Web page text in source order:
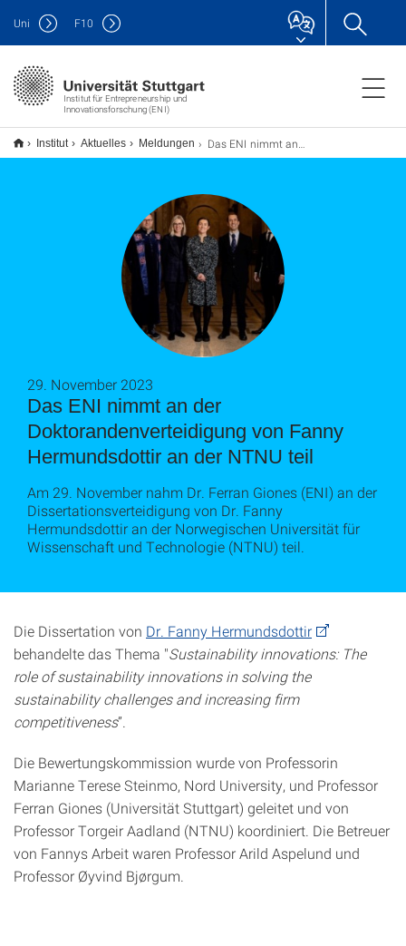
Institut für Entrepreneurship und
Innovationsforschung (ENI)
Uni F10
Institut Aktuelles Meldungen Das ENI nimmt an der Doktorandenverteidigung von Fanny Hermundsdottir an der NTNU teil
Das ENI nimmt an der
Doktorandenverteidigung von Fanny
Hermundsdottir an der NTNU teil
29. November 2023
Am 29. November nahm Dr. Ferran Giones (ENI) an der
Dissertationsverteidigung von Dr. Fanny
Hermundsdottir an der Norwegischen Universität für
Wissenschaft und Technologie (NTNU) teil.
Die Dissertation von Dr. Fanny Hermundsdottir
behandelte das Thema "Sustainability innovations: The
role of sustainability innovations in solving the
sustainability challenges and increasing firm
competitiveness”.
Die Bewertungskommission wurde von Professorin
Marianne Terese Steinmo, Nord University, und Professor
Ferran Giones (Universität Stuttgart) geleitet und von
Professor Torgeir Aadland (NTNU) koordiniert. Die Betreuer
von Fannys Arbeit waren Professor Arild Aspelund und
Professor Øyvind Bjørgum.